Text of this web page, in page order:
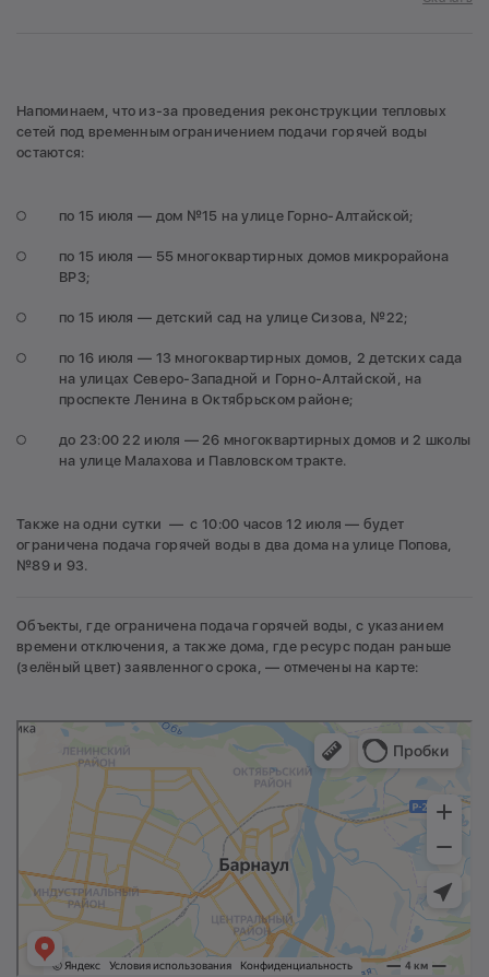
Напоминаем, что из-за проведения реконструкции тепловых
сетей под временным ограничением подачи горячей воды
остаются:
по 15 июля — дом №15 на улице Горно-Алтайской;
по 15 июля — 55 многоквартирных домов микрорайона
ВРЗ;
по 15 июля — детский сад на улице Сизова, №22;
по 16 июля — 13 многоквартирных домов, 2 детских сада
на улицах Северо-Западной и Горно-Алтайской, на
проспекте Ленина в Октябрьском районе;
до 23:00 22 июля — 26 многоквартирных домов и 2 школы
на улице Малахова и Павловском тракте.
Также на одни сутки — с 10:00 часов 12 июля — будет
ограничена подача горячей воды в два дома на улице Попова,
№89 и 93.
Объекты, где ограничена подача горячей воды, с указанием
времени отключения, а также дома, где ресурс подан раньше
(зелёный цвет) заявленного срока, — отмечены на карте: